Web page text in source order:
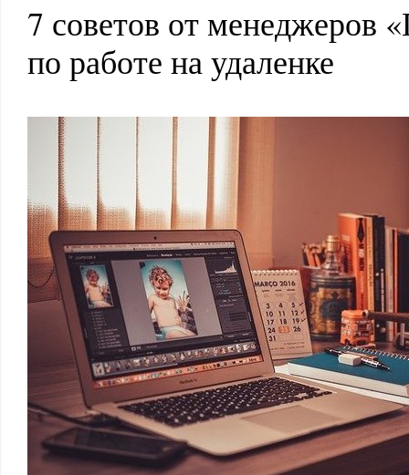
7 советов от менеджеров
по работе на удаленке